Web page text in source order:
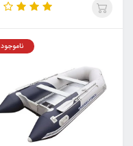
ناموجود